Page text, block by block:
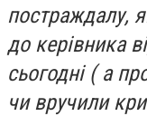
постраждалу,
до керівника
сьогодні ( а
чи вручили